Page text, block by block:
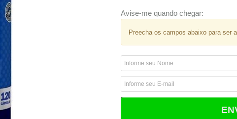
Avise-me quando chegar:
Preecha os campos abaixo para ser